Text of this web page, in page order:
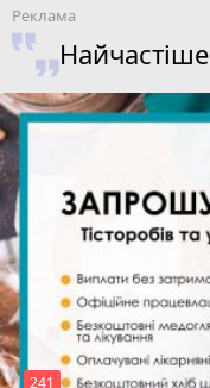
Найчастіше
241